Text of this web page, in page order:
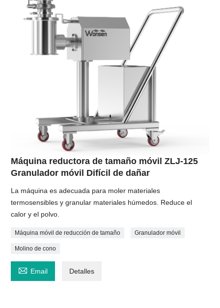
Máquina reductora de tamaño móvil ZLJ-125
Granulador móvil Difícil de dañar
La máquina es adecuada para moler materiales
termosensibles y granular materiales húmedos. Reduce el
calor y el polvo.
Máquina móvil de reducción de tamaño Granulador móvil
Molino de cono
 Email Detalles